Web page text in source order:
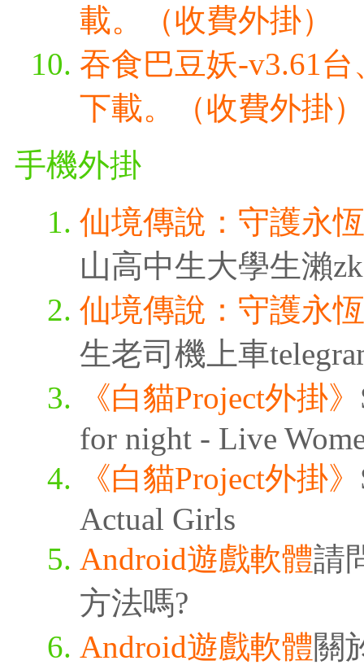
載。（收費外掛）
吞食巴豆妖-v3.61
下載。（收費外掛）
手機外掛
仙境傳說：守護永
山高中生大學生瀨
仙境傳說：守護永
生老司機上車
《白貓Project外掛》
for night - Live
《白貓Project外掛》
Actual Girls
Android遊戲軟體請
方法嗎?
Android遊戲軟體關